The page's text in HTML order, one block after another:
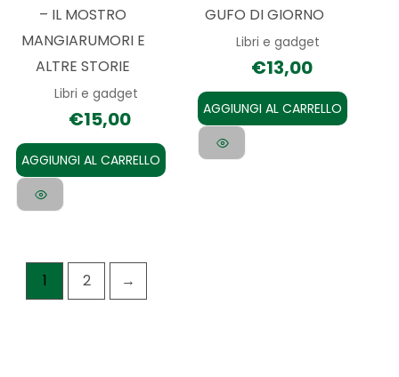
– IL MOSTRO
MANGIARUMORI E
ALTRE STORIE
Libri e gadget
€15,00
AGGIUNGI AL CARRELLO
GUFO DI GIORNO
Libri e gadget
€13,00
AGGIUNGI AL CARRELLO
1 2 →